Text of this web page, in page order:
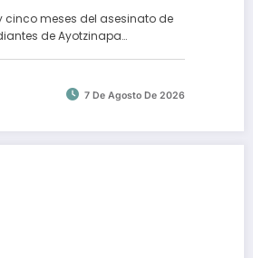
meses del asesinato de
de Ayotzinapa…
7 De Agosto De 2026